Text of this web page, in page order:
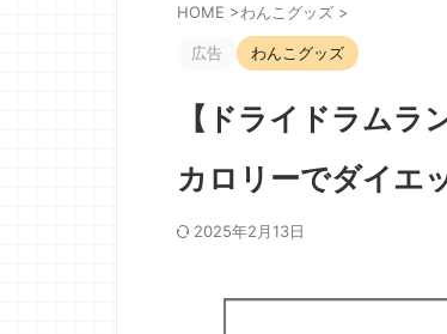
HOME >わんこグッズ >
広告 わんこグッズ
【ドライドラムラ
カロリーでダイエ
2025年2月13日